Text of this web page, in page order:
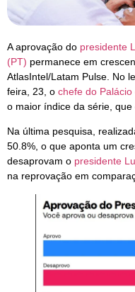
A aprovação do presidente
(PT) permanece em
AtlasIntel/Latam Pulse. No
feira, 23, o chefe do
o maior índice da série, que
Na última pesquisa,
50.8%, o que aponta um
desaprovam o presidente
na reprovação em